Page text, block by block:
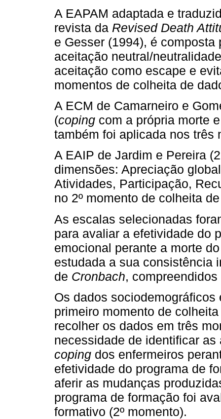
A EAPAM adaptada e
revista da Revised Death
e Gesser (1994), é
aceitação neutral/
aceitação como escape e
momentos de colheita de
A ECM de Camarneiro e
(coping com a própria morte
também foi aplicada nos três
A EAIP de Jardim e Pereira
dimensões: Apreciação
Atividades, Participação,
no 2º momento de colheita
As escalas selecionadas
para avaliar a efetividade do
emocional perante a morte
estudada a sua consistência
de Cronbach,
Os dados
primeiro momento de
recolher os dados em três
necessidade de identificar
coping dos enfermeiros
efetividade do programa de
aferir as mudanças
programa de formação foi
formativo (2º momento).